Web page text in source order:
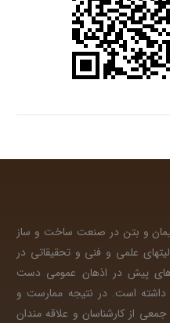
و بتن در صنعت ساخت و ساز
علمی و فنی و تحقیقاتی در
های پیش در اذهان عمومی دست
داشته است. در نتیجه ممارست و
از کارشناسان و علاقه مندان